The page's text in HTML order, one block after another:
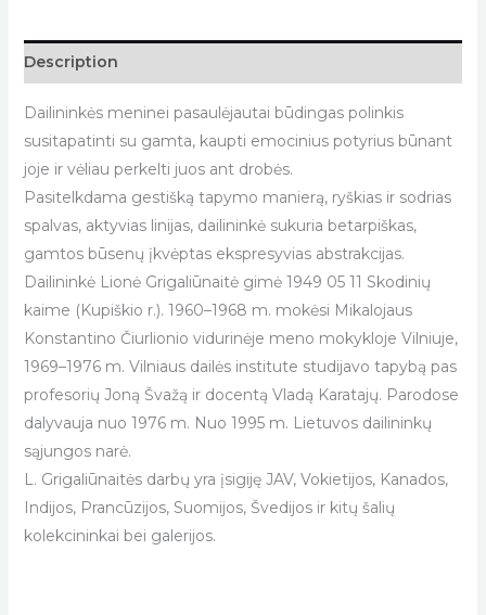
Description
Dailininkės meninei pasaulėjautai būdingas polinkis
susitapatinti su gamta, kaupti emocinius potyrius būnant
joje ir vėliau perkelti juos ant drobės.
Pasitelkdama gestišką tapymo manierą, ryškias ir sodrias
spalvas, aktyvias linijas, dailininkė sukuria betarpiškas,
gamtos būsenų įkvėptas ekspresyvias abstrakcijas.
Dailininkė Lionė Grigaliūnaitė gimė 1949 05 11 Skodinių
kaime (Kupiškio r.). 1960–1968 m. mokėsi Mikalojaus
Konstantino Čiurlionio vidurinėje meno mokykloje Vilniuje,
1969–1976 m. Vilniaus dailės institute studijavo tapybą pas
profesorių Joną Švažą ir docentą Vladą Karatajų. Parodose
dalyvauja nuo 1976 m. Nuo 1995 m. Lietuvos dailininkų
sąjungos narė.
L. Grigaliūnaitės darbų yra įsigiję JAV, Vokietijos, Kanados,
Indijos, Prancūzijos, Suomijos, Švedijos ir kitų šalių
kolekcininkai bei galerijos.